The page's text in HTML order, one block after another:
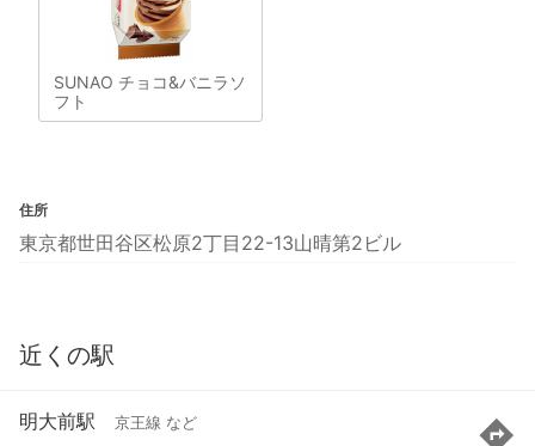
SUNAO チョコ&バニラソ
フト
住所
東京都世田谷区松原2丁目22-13山晴第2ビル
近くの駅
明大前駅 京王線 など